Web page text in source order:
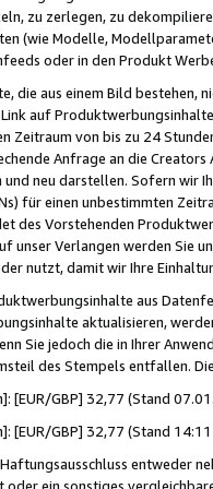
zu zerlegen, zu
(wie Modelle,
oder in den Produkt
die aus einem Bild bestehen,
auf
Zeitraum von bis zu 24
Anfrage an die
neu darstellen. Sofern wir
für einen unbestimmten
des Vorstehenden
unser Verlangen werden Sie
nutzt, damit wir Ihre
aus
aktualisieren,
Sie jedoch die in Ihrer
des Stempels entfallen.
[EUR/GBP] 32,77 (Stand
[EUR/GBP] 32,77 (Stand
entweder
ein sonstiges